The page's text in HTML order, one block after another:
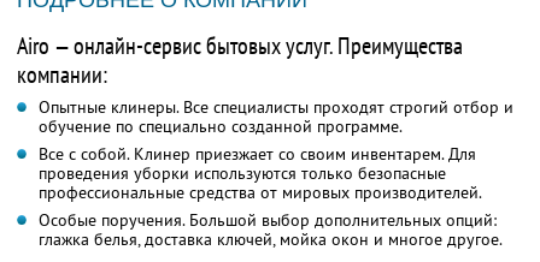
Airo — онлайн-сервис бытовых услуг. Преимущества
компании:
Опытные клинеры. Все специалисты проходят строгий отбор и
обучение по специально созданной программе.
Все с собой. Клинер приезжает со своим инвентарем. Для
проведения уборки используются только безопасные
профессиональные средства от мировых производителей.
Особые поручения. Большой выбор дополнительных опций:
глажка белья, доставка ключей, мойка окон и многое другое.